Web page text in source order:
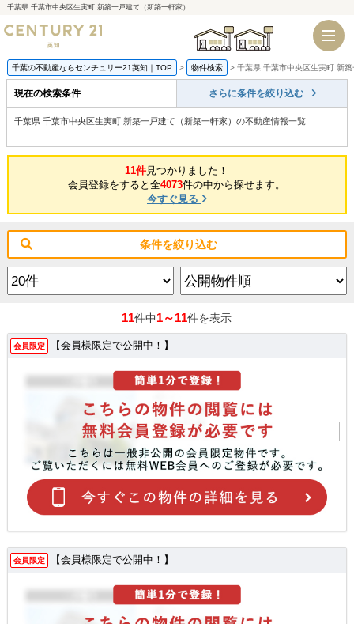
千葉県 千葉市中央区生実町 新築一戸建て（新築一軒家）
千葉店 船橋店
千葉の不動産ならセンチュリー21英知｜TOP 物件検索 千葉県 千葉市中央区生実町 新
現在の検索条件 さらに条件を絞り込む
千葉県 千葉市中央区生実町 新築一戸建て（新築一軒家）の不動産情報一覧
11件見つかりました！
会員登録をすると全4073件の中から探せます。
今すぐ見る
条件を絞り込む
11件中1～11件を表示
会員限定 【会員様限定で公開中！】
会員限定 【会員様限定で公開中！】